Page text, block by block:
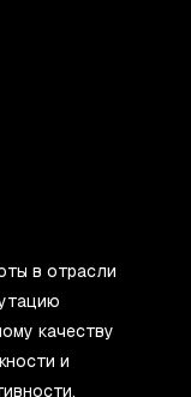
в отрасли
качеству
и